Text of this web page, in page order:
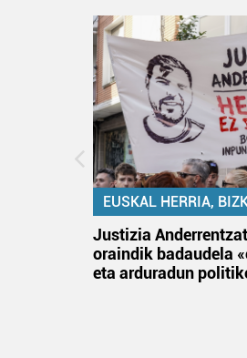
EUSKAL HERRIA,
Justizia
oraindik badaudela
eta arduradun